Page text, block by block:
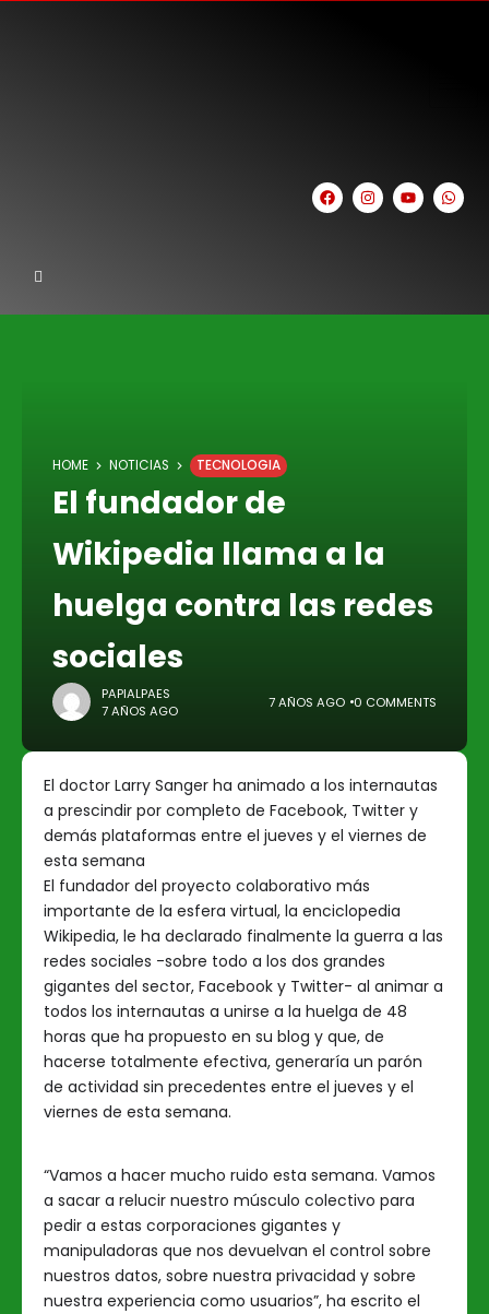
HOME NOTICIAS TECNOLOGIA
El fundador de
Wikipedia llama a la
huelga contra las redes
sociales
PAPIALPAES
7 AÑOS AGO
7 AÑOS AGO 0 COMMENTS
El doctor Larry Sanger ha animado a los internautas
a prescindir por completo de Facebook, Twitter y
demás plataformas entre el jueves y el viernes de
esta semana
El fundador del proyecto colaborativo más
importante de la esfera virtual, la enciclopedia
Wikipedia, le ha declarado finalmente la guerra a las
redes sociales -sobre todo a los dos grandes
gigantes del sector, Facebook y Twitter- al animar a
todos los internautas a unirse a la huelga de 48
horas que ha propuesto en su blog y que, de
hacerse totalmente efectiva, generaría un parón
de actividad sin precedentes entre el jueves y el
viernes de esta semana.
“Vamos a hacer mucho ruido esta semana. Vamos
a sacar a relucir nuestro músculo colectivo para
pedir a estas corporaciones gigantes y
manipuladoras que nos devuelvan el control sobre
nuestros datos, sobre nuestra privacidad y sobre
nuestra experiencia como usuarios”, ha escrito el